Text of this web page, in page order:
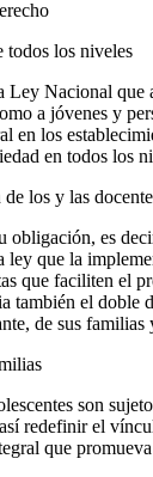
todos los niveles
Ley Na­cio­nal
a jóvenes y
en los
en todos los
los y las
es
que la
que faciliten el
también el
de sus
son
redefinir el
que